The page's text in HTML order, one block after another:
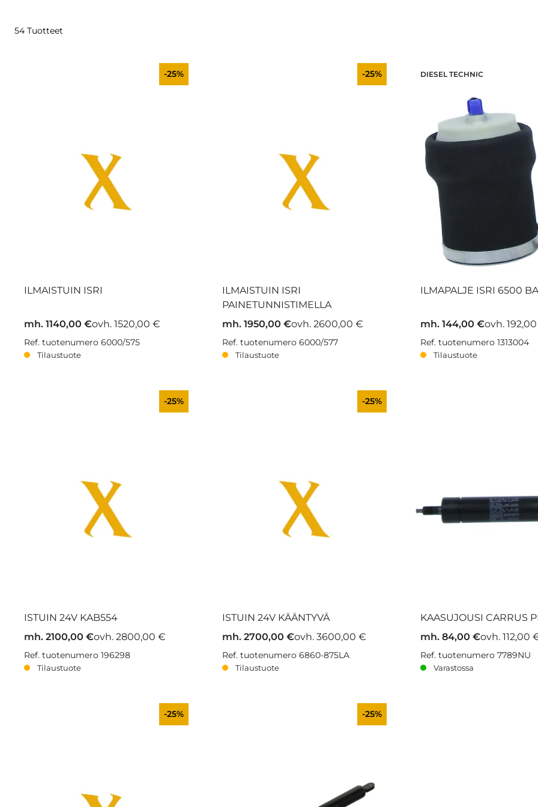
54 Tuotteet
-25%
ILMAISTUIN ISRI
mh. 1140,00 €ovh. 1520,00 €
Ref. tuotenumero 6000/575
Tilaustuote
-25%
ILMAISTUIN ISRI
PAINETUNNISTIMELLA
mh. 1950,00 €ovh. 2600,00 €
Ref. tuotenumero 6000/577
Tilaustuote
DIESEL TECHNIC
ILMAPALJE ISRI 6500
mh. 144,00 €ovh.
Ref. tuotenumero 1313004
Tilaustuote
-25%
ISTUIN 24V KAB554
mh. 2100,00 €ovh. 2800,00 €
Ref. tuotenumero 196298
Tilaustuote
-25%
ISTUIN 24V KÄÄNTYVÄ
mh. 2700,00 €ovh. 3600,00 €
Ref. tuotenumero 6860-875LA
Tilaustuote
KAASUJOUSI CARRUS
mh. 84,00 €ovh. 112,00
Ref. tuotenumero 7789NU
Varastossa
-25% -25%